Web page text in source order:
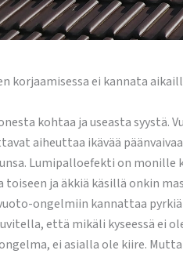
korjaamisessa ei kannata
kohtaa ja useasta syystä.
aiheuttaa ikävää
Lumipalloefekti on
toiseen ja äkkiä käsillä onkin
ongelmiin kannattaa
että mikäli kyseessä ei
ei asialla ole kiire.